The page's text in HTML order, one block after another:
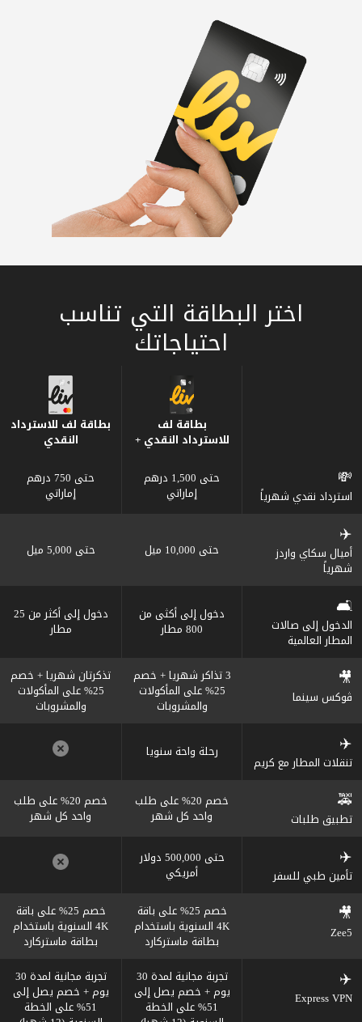
اختر البطاقة التي تناسب
احتياجاتك
بطاقة لف
للاسترداد النقدي +
بطاقة لف للاسترداد
النقدي
💸
استرداد نقدي شهرياً
حتى 1,500 درهم
إماراتي
حتى 750 درهم
إماراتي
✈️
أميال سكاي واردز
شهرياً
حتى 10,000 ميل حتى 5,000 ميل
🛋️
الدخول إلى صالات
المطار العالمية
دخول إلى أكثى من
800 مطار
دخول إلى أكثر من 25
مطار
🎥
ڤوكس سينما
3 تذاكر شهريا + خصم
25% على المأكولات
والمشروبات
تذكرتان شهريا + خصم
25% على المأكولات
والمشروبات
✈️
تنقلات المطار مع كريم
رحلة واحة سنويا
🚕
تطبيق طلبات
خصم 20% على طلب
واحد كل شهر
خصم 20% على طلب
واحد كل شهر
✈️
تأمين طبي للسفر
حتى 500,000 دولار
أمريكي
🎥
Zee5
خصم 25% على باقة
4K السنوية باستخدام
بطاقة ماستركارد
خصم 25% على باقة
4K السنوية باستخدام
بطاقة ماستركارد
✈️
Express VPN
تجربة مجانية لمدة 30
يوم + خصم يصل إلى
51% على الخطة
تجربة مجانية لمدة 30
يوم + خصم يصل إلى
51% على الخطة